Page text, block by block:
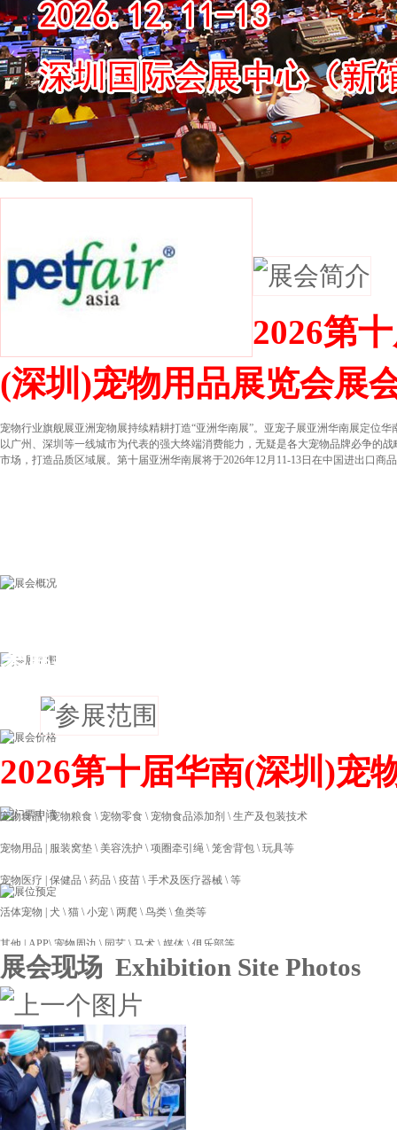
2026第
(深圳)宠物用品展览会展
宠物行业旗舰展亚洲宠物展持续精耕打造“亚洲华南展”。亚宠子展亚洲华南展定位
以广州、深圳等一线城市为代表的强大终端消费能力，无疑是各大宠物品牌必争的
市场，打造品质区域展。第十届亚洲华南展将于2026年12月11-13日在中国进出口商
参展范围
2026第十届华南(深圳)宠
宠物食品 | 宠物粮食 \ 宠物零食 \ 宠物食品添加剂 \ 生产及包装技术
宠物用品 | 服装窝垫 \ 美容洗护 \ 项圈牵引绳 \ 笼舍背包 \ 玩具等
宠物医疗 | 保健品 \ 药品 \ 疫苗 \ 手术及医疗器械 \ 等
活体宠物 | 犬 \ 猫 \ 小宠 \ 两爬 \ 鸟类 \ 鱼类等
其他 | APP\ 宠物周边 \ 园艺 \ 马术 \ 媒体 \ 俱乐部等
...
展会现场 Exhibition Site Photos